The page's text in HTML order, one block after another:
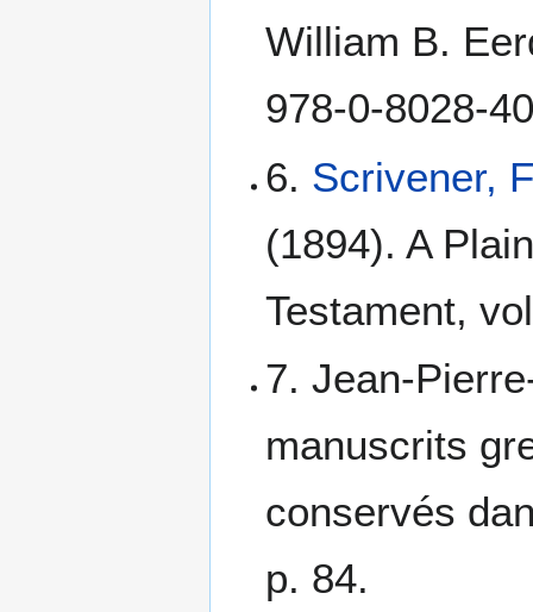
William B.
978-0-8028-
6. Scrivener,
(1894). A
Testament,
7. Jean-
manuscrits
conservés
p. 84.